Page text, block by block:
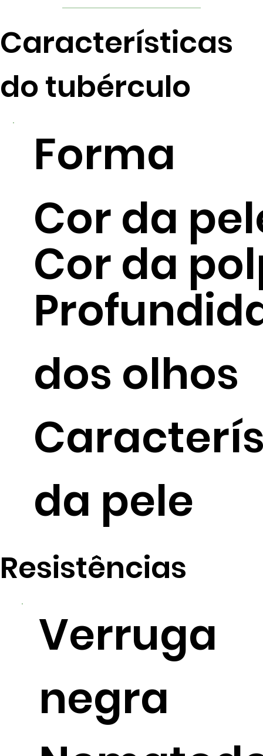
Forma
Cor da
Cor da
dos olhos
da pele
Características
do tubérculo
Resistências
Verruga
negra